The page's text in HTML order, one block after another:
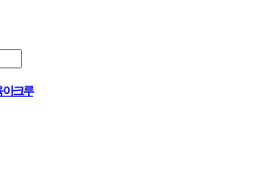
아크루